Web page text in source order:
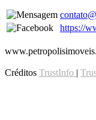
https://
Créditos TrustInfo |